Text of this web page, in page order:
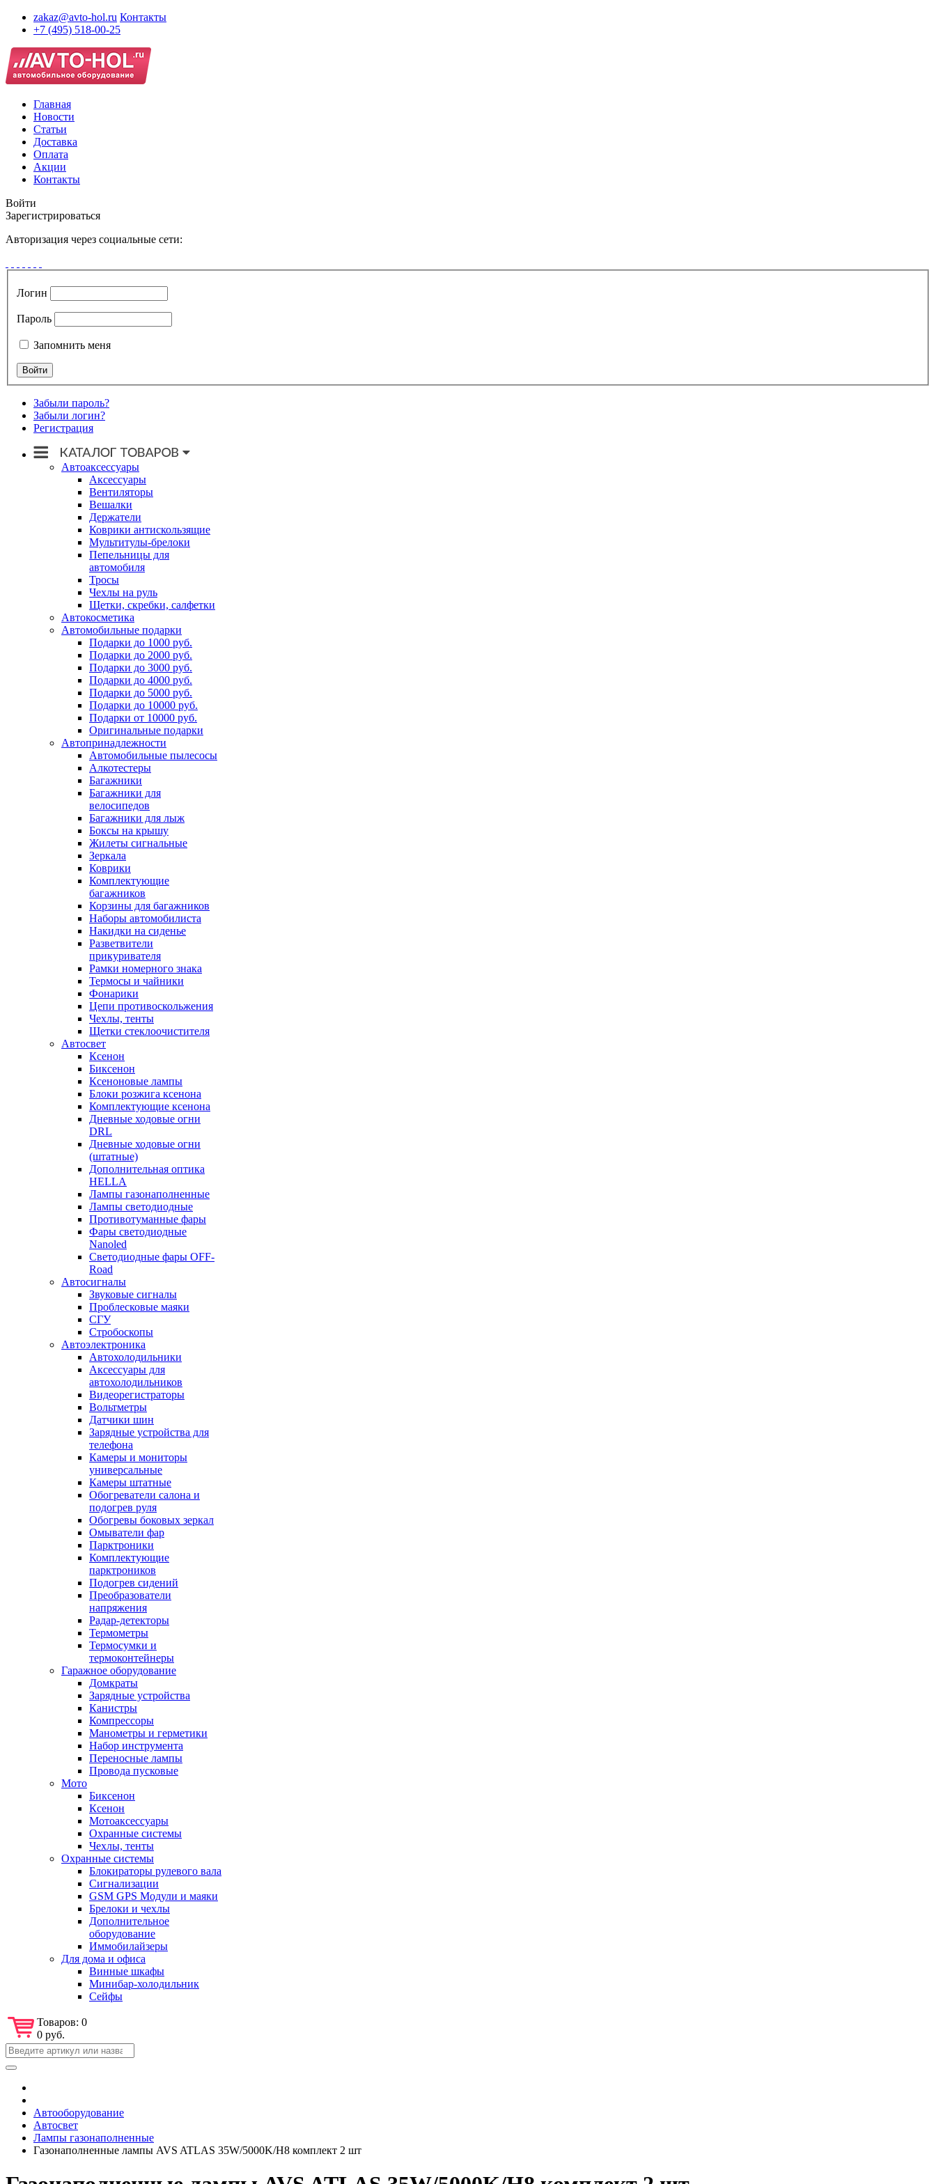
zakaz@avto-hol.ru Контакты
+7 (495) 518-00-25
Главная
Новости
Статьи
Доставка
Оплата
Акции
Контакты
Войти
Зарегистрироваться
Авторизация через социальные сети:
Логин
Пароль
Запомнить меня
Забыли пароль?
Забыли логин?
Регистрация
Автоаксессуары
Аксессуары
Вентиляторы
Вешалки
Держатели
Коврики антискользящие
Мультитулы-брелоки
Пепельницы для
автомобиля
Тросы
Чехлы на руль
Щетки, скребки, салфетки
Автокосметика
Автомобильные подарки
Подарки до 1000 руб.
Подарки до 2000 руб.
Подарки до 3000 руб.
Подарки до 4000 руб.
Подарки до 5000 руб.
Подарки до 10000 руб.
Подарки от 10000 руб.
Оригинальные подарки
Автопринадлежности
Автомобильные пылесосы
Алкотестеры
Багажники
Багажники для
велосипедов
Багажники для лыж
Боксы на крышу
Жилеты сигнальные
Зеркала
Коврики
Комплектующие
багажников
Корзины для багажников
Наборы автомобилиста
Накидки на сиденье
Разветвители
прикуривателя
Рамки номерного знака
Термосы и чайники
Фонарики
Цепи противоскольжения
Чехлы, тенты
Щетки стеклоочистителя
Автосвет
Ксенон
Биксенон
Ксеноновые лампы
Блоки розжига ксенона
Комплектующие ксенона
Дневные ходовые огни
DRL
Дневные ходовые огни
(штатные)
Дополнительная оптика
HELLA
Лампы газонаполненные
Лампы светодиодные
Противотуманные фары
Фары светодиодные
Nanoled
Светодиодные фары OFF-
Road
Автосигналы
Звуковые сигналы
Проблесковые маяки
СГУ
Стробоскопы
Автоэлектроника
Автохолодильники
Аксессуары для
автохолодильников
Видеорегистраторы
Вольтметры
Датчики шин
Зарядные устройства для
телефона
Камеры и мониторы
универсальные
Камеры штатные
Обогреватели салона и
подогрев руля
Обогревы боковых зеркал
Омыватели фар
Парктроники
Комплектующие
парктроников
Подогрев сидений
Преобразователи
напряжения
Радар-детекторы
Термометры
Термосумки и
термоконтейнеры
Гаражное оборудование
Домкраты
Зарядные устройства
Канистры
Компрессоры
Манометры и герметики
Набор инструмента
Переносные лампы
Провода пусковые
Мото
Биксенон
Ксенон
Мотоаксессуары
Охранные системы
Чехлы, тенты
Охранные системы
Блокираторы рулевого вала
Сигнализации
GSM GPS Модули и маяки
Брелоки и чехлы
Дополнительное
оборудование
Иммобилайзеры
Для дома и офиса
Винные шкафы
Минибар-холодильник
Сейфы
Товаров: 0
0 руб.
Автооборудование
Автосвет
Лампы газонаполненные
Газонаполненные лампы AVS ATLAS 35W/5000K/H8 комплект 2 шт